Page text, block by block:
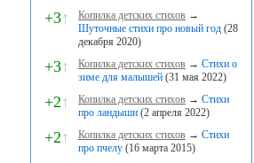
+3↑ Копилка детских стихов →
Шуточные стихи про новый год (28
декабря 2020)
+3↑ Копилка детских стихов → Стихи о
зиме для малышей (31 мая 2022)
+2↑ Копилка детских стихов → Стихи
про ландыши (2 апреля 2022)
+2↑ Копилка детских стихов → Стихи
про пчелу (16 марта 2015)